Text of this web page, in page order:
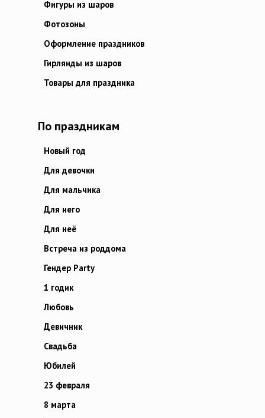
Фигуры из шаров
Фотозоны
Оформление праздников
Гирлянды из шаров
Товары для праздника
По праздникам
Новый год
Для девочки
Для мальчика
Для него
Для неё
Встреча из роддома
Гендер Party
1 годик
Любовь
Девичник
Свадьба
Юбилей
23 февраля
8 марта